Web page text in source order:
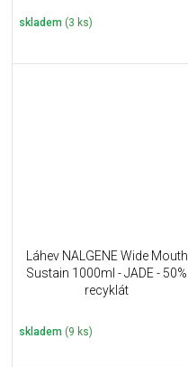
skladem (3 ks)
Láhev NALGENE Wide Mouth
Sustain 1000ml - JADE - 50%
recyklát
skladem (9 ks)